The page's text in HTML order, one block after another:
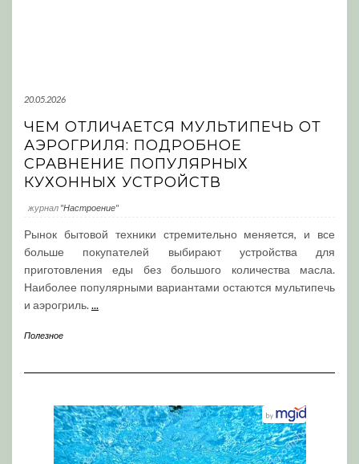
20.05.2026
ЧЕМ ОТЛИЧАЕТСЯ МУЛЬТИПЕЧЬ ОТ
АЭРОГРИЛЯ: ПОДРОБНОЕ
СРАВНЕНИЕ ПОПУЛЯРНЫХ
КУХОННЫХ УСТРОЙСТВ
журнал "Настроение"
Рынок бытовой техники стремительно меняется, и все
больше покупателей выбирают устройства для
приготовления еды без большого количества масла.
Наиболее популярными вариантами остаются мультипечь
и аэрогриль....
Полезное